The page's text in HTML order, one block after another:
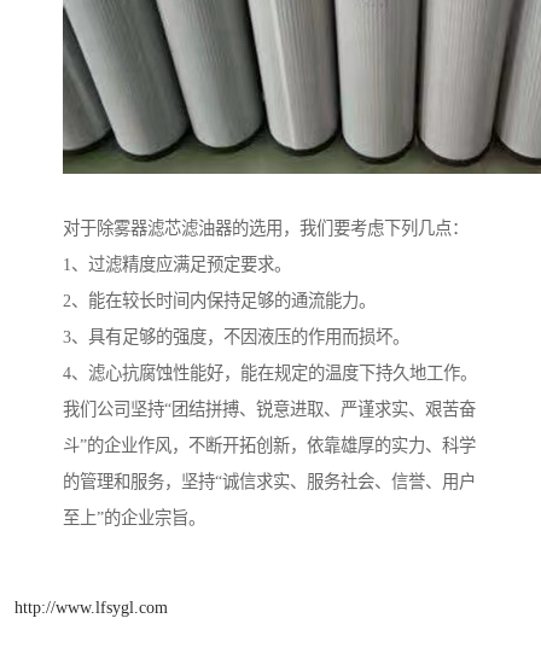
对于除雾器滤芯滤油器的选用，我们要考虑下列几点：
1、过滤精度应满足预定要求。
2、能在较长时间内保持足够的通流能力。
3、具有足够的强度，不因液压的作用而损坏。
4、滤心抗腐蚀性能好，能在规定的温度下持久地工作。
我们公司坚持“团结拼搏、锐意进取、严谨求实、艰苦奋
斗”的企业作风，不断开拓创新，依靠雄厚的实力、科学
的管理和服务，坚持“诚信求实、服务社会、信誉、用户
至上”的企业宗旨。
http://www.lfsygl.com